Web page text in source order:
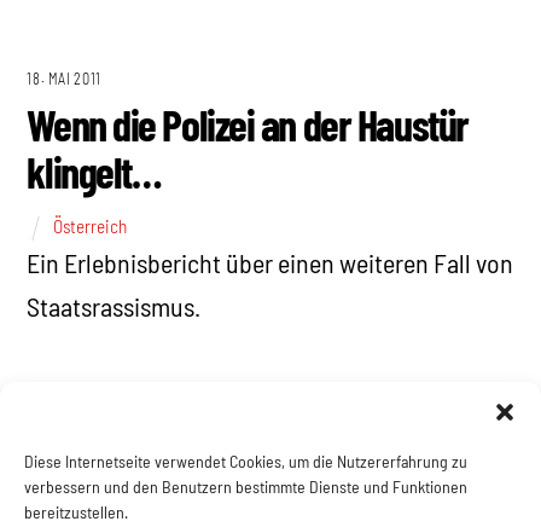
Diese Internetseite verwendet Cookies, um die Nutzererfahrung zu
verbessern und den Benutzern bestimmte Dienste und Funktionen
bereitzustellen.
18. MAI 2011
Wenn die Polizei an der Haustür
klingelt…
Österreich
Ein Erlebnisbericht über einen weiteren Fall von
Staatsrassismus.
4 5 6 7